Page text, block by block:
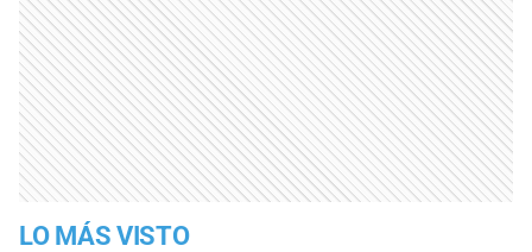
LO MÁS VISTO